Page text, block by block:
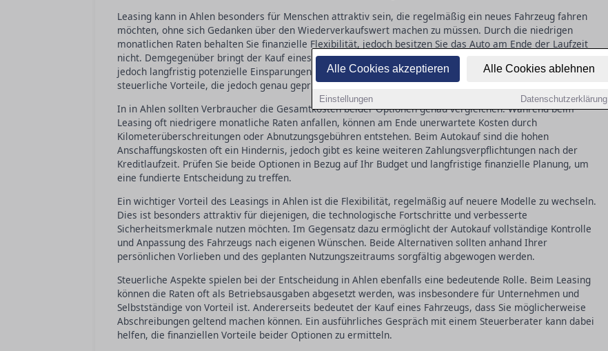
Alle Cookies akzeptieren Alle Cookies ablehnen
Einstellungen Datenschutzerklärung
Leasing kann in Ahlen besonders für Menschen attraktiv sein, die regelmäßig ein neues Fahrzeug fahren
möchten, ohne sich Gedanken über den Wiederverkaufswert machen zu müssen. Durch die niedrigen
monatlichen Raten behalten Sie finanzielle Flexibilität, jedoch besitzen Sie das Auto am Ende der Laufzeit
nicht. Demgegenüber bringt der Kauf eines Fahrzeugs in der Regel höhere Anfangskosten mit sich, bietet
jedoch langfristig potenzielle Einsparungen. Für Selbstständige und Unternehmen bietet Leasing außerdem
steuerliche Vorteile, die jedoch genau geprüft werden sollten, um deren Nutzen richtig einzuschätzen.
In in Ahlen sollten Verbraucher die Gesamtkosten beider Optionen genau vergleichen. Während beim
Leasing oft niedrigere monatliche Raten anfallen, können am Ende unerwartete Kosten durch
Kilometerüberschreitungen oder Abnutzungsgebühren entstehen. Beim Autokauf sind die hohen
Anschaffungskosten oft ein Hindernis, jedoch gibt es keine weiteren Zahlungsverpflichtungen nach der
Kreditlaufzeit. Prüfen Sie beide Optionen in Bezug auf Ihr Budget und langfristige finanzielle Planung, um
eine fundierte Entscheidung zu treffen.
Ein wichtiger Vorteil des Leasings in Ahlen ist die Flexibilität, regelmäßig auf neuere Modelle zu wechseln.
Dies ist besonders attraktiv für diejenigen, die technologische Fortschritte und verbesserte
Sicherheitsmerkmale nutzen möchten. Im Gegensatz dazu ermöglicht der Autokauf vollständige Kontrolle
und Anpassung des Fahrzeugs nach eigenen Wünschen. Beide Alternativen sollten anhand Ihrer
persönlichen Vorlieben und des geplanten Nutzungszeitraums sorgfältig abgewogen werden.
Steuerliche Aspekte spielen bei der Entscheidung in Ahlen ebenfalls eine bedeutende Rolle. Beim Leasing
können die Raten oft als Betriebsausgaben abgesetzt werden, was insbesondere für Unternehmen und
Selbstständige von Vorteil ist. Andererseits bedeutet der Kauf eines Fahrzeugs, dass Sie möglicherweise
Abschreibungen geltend machen können. Ein ausführliches Gespräch mit einem Steuerberater kann dabei
helfen, die finanziellen Vorteile beider Optionen zu ermitteln.